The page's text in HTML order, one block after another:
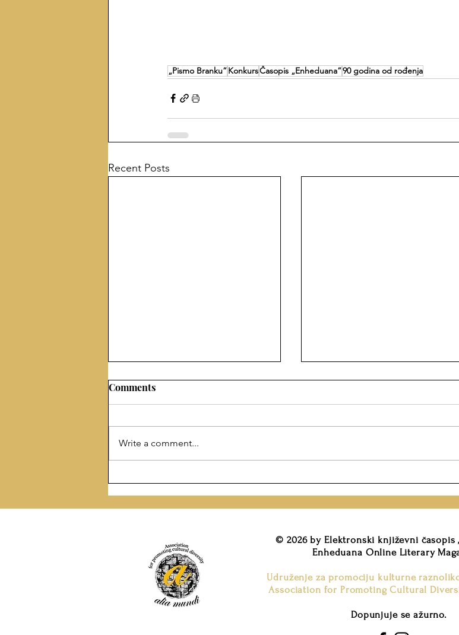
„Pismo Branku”KonkursČasopis „Enheduana”90 godina od rođenja
Recent Posts
pesničkog takmičenja Mili
Dueli 2026 - glasajte za svoje
nacionalnu nagradu „Franc
Kafka”
Comments
Write a comment...
© 2026 by Elektronski književni časopis
Enheduana Online Literary
Udruženje za promociju kulturne
Association for Promoting Cultural
Dopunjuje se ažurno.